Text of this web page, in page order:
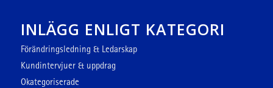
INLÄGG ENLIGT KATEGORI
Förändringsledning & Ledarskap
Kundintervjuer & uppdrag
Okategoriserade